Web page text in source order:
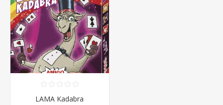
LAMA Kadabra